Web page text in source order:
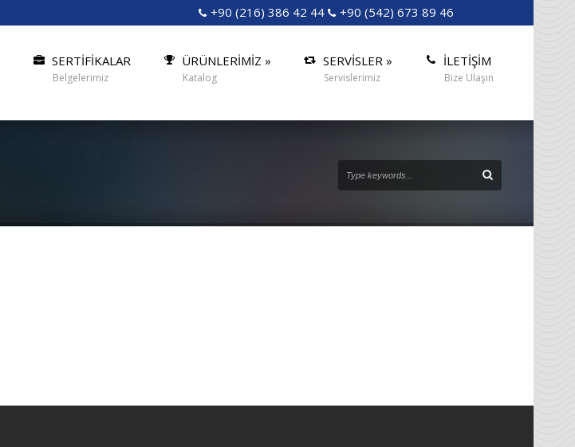
+90 (216) 386 42 44 +90 (542) 673 89 46
SERTİFİKALAR
Belgelerimiz
ÜRÜNLERİMİZ »
Katalog
SERVİSLER»
Servislerimiz
İLETİŞİM
Bize Ulaşın